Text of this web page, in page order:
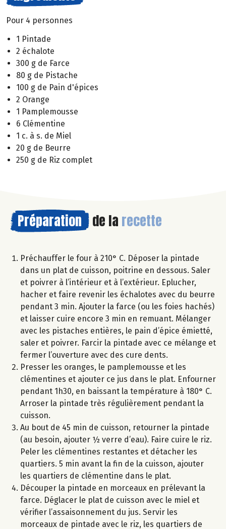
Pour 4 personnes
1 Pintade
2 échalote
300 g de Farce
80 g de Pistache
100 g de Pain d'épices
2 Orange
1 Pamplemousse
6 Clémentine
1 c. à s. de Miel
20 g de Beurre
250 g de Riz complet
Préparation de la recette
Préchauffer le four à 210° C. Déposer la pintade
dans un plat de cuisson, poitrine en dessous. Saler
et poivrer à l’intérieur et à l’extérieur. Eplucher,
hacher et faire revenir les échalotes avec du beurre
pendant 3 min. Ajouter la farce (ou les foies hachés)
et laisser cuire encore 3 min en remuant. Mélanger
avec les pistaches entières, le pain d’épice émietté,
saler et poivrer. Farcir la pintade avec ce mélange et
fermer l’ouverture avec des cure dents.
Presser les oranges, le pamplemousse et les
clémentines et ajouter ce jus dans le plat. Enfourner
pendant 1h30, en baissant la température à 180° C.
Arroser la pintade très régulièrement pendant la
cuisson.
Au bout de 45 min de cuisson, retourner la pintade
(au besoin, ajouter ½ verre d’eau). Faire cuire le riz.
Peler les clémentines restantes et détacher les
quartiers. 5 min avant la fin de la cuisson, ajouter
les quartiers de clémentine dans le plat.
Découper la pintade en morceaux en prélevant la
farce. Déglacer le plat de cuisson avec le miel et
vérifier l’assaisonnement du jus. Servir les
morceaux de pintade avec le riz, les quartiers de